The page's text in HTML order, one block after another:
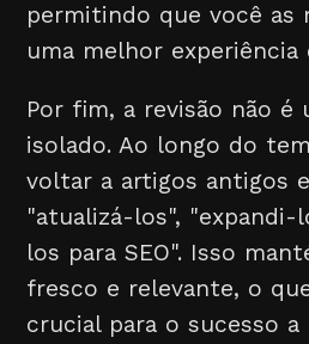
permitindo que você as
uma melhor experiência
Por fim, a revisão não é
isolado. Ao longo do
voltar a artigos antigos
"atualizá-los",
los para SEO". Isso
fresco e relevante, o
crucial para o sucesso